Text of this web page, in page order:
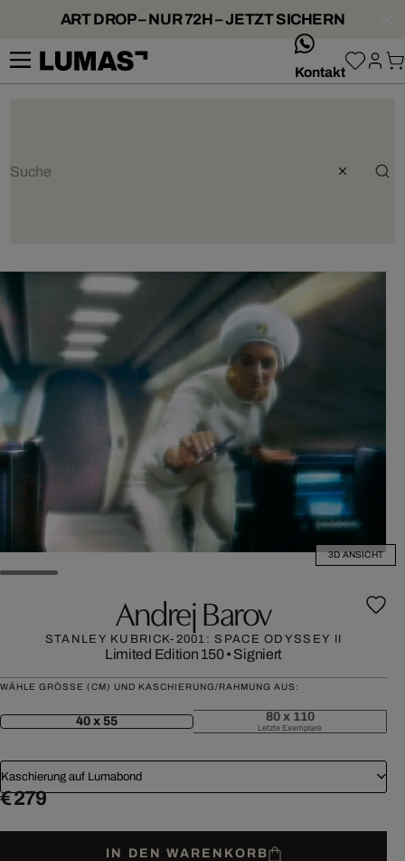
ART DROP – NUR 72H – JETZT SICHERN
Kontakt
3D ANSICHT
Andrej Barov
STANLEY KUBRICK-2001: SPACE ODYSSEY II
Limited Edition 150• Signiert
WÄHLE GRÖSSE (CM) UND KASCHIERUNG/RAHMUNG AUS:
40 x 55 80 x 110
Letzte Exemplare
Kaschierung auf Lumabond
€ 279
IN DEN WARENKORB